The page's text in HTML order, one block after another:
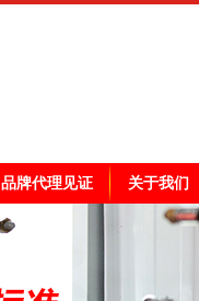
品牌代理见证 关于我们